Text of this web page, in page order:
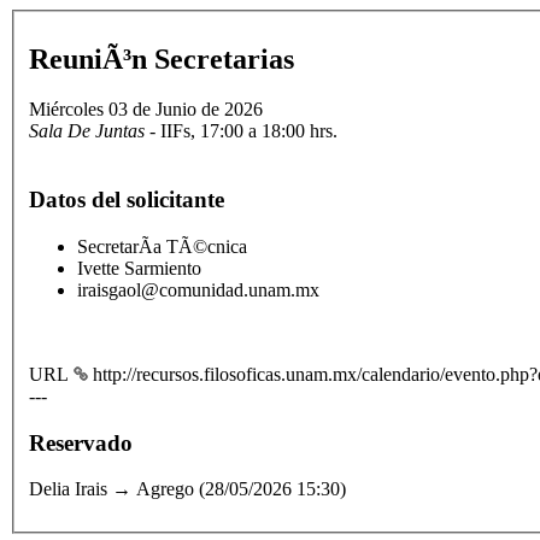
ReuniÃ³n Secretarias
Miércoles 03 de Junio de 2026
Sala De Juntas
- IIFs, 17:00 a 18:00 hrs.
Datos del solicitante
SecretarÃ­a TÃ©cnica
Ivette Sarmiento
iraisgaol@comunidad.unam.mx
URL
http://recursos.filosoficas.unam.mx/calendario/
---
Reservado
Delia Irais → Agrego (28/05/2026 15:30)